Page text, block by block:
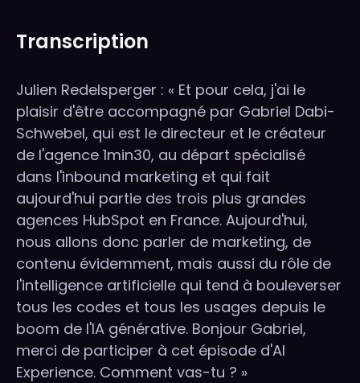
Transcription
Julien Redelsperger : « Et pour cela, j'ai le
plaisir d'être accompagné par Gabriel Dabi-
Schwebel, qui est le directeur et le créateur
de l'agence 1min30, au départ spécialisé
dans l'inbound marketing et qui fait
aujourd'hui partie des trois plus grandes
agences HubSpot en France. Aujourd'hui,
nous allons donc parler de marketing, de
contenu évidemment, mais aussi du rôle de
l'intelligence artificielle qui tend à bouleverser
tous les codes et tous les usages depuis le
boom de l'IA générative. Bonjour Gabriel,
merci de participer à cet épisode d'AI
Experience. Comment vas-tu ? »